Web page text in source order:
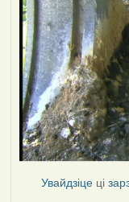
Увайдзіце ці